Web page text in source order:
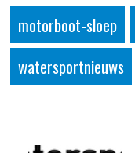
motorboot-sloep
watersportnieuws